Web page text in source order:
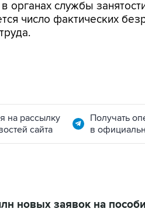
органах службы
число фактических
на рассылку
сайта
Получать
в
новых заявок на